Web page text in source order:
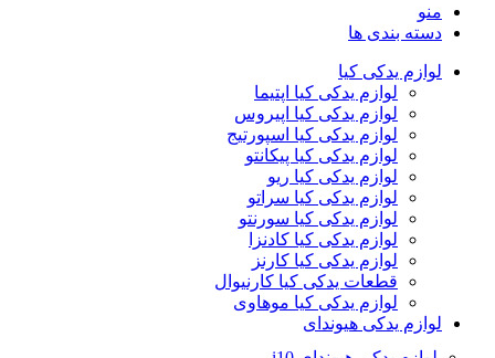
منو
دسته بندی ها
لوازم یدکی کیا
لوازم یدکی کیا اپتیما
لوازم یدکی کیا اپیروس
لوازم یدکی کیا اسپورتیج
لوازم یدکی کیا پیکانتو
لوازم یدکی کیا ریو
لوازم یدکی کیا سراتو
لوازم یدکی کیا سورنتو
لوازم یدکی کیا کادنزا
لوازم یدکی کیا کارنز
قطعات یدکی کیا کارنیوال
لوازم یدکی کیا موهاوی
لوازم یدکی هیوندای